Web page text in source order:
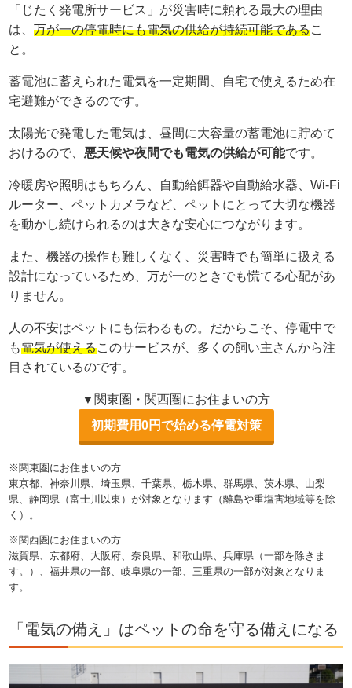
「じたく発電所サービス」が災害時に頼れる最大の理由
は、万が一の停電時にも電気の供給が持続可能であるこ
と。
蓄電池に蓄えられた電気を一定期間、自宅で使えるため在
宅避難ができるのです。
太陽光で発電した電気は、昼間に大容量の蓄電池に貯めて
おけるので、 悪天候や夜間でも電気の供給が可能です。
冷暖房や照明はもちろん、自動給餌器や自動給水器、Wi-Fi
ルーター、ペットカメラなど、ペットにとって大切な機器
を動かし続けられるのは大きな安心につながります。
また、機器の操作も難しくなく、災害時でも簡単に扱える
設計になっているため、万が一のときでも慌てる心配があ
りません。
人の不安はペットにも伝わるもの。だからこそ、停電中で
も電気が使えるこのサービスが、多くの飼い主さんから注
目されているのです。
▼関東圏・関西圏にお住まいの方
初期費用0円で始める停電対策
※関東圏にお住まいの方
東京都、神奈川県、埼玉県、千葉県、栃木県、群馬県、茨木県、山梨
県、静岡県（富士川以東）が対象となります（離島や重塩害地域等を除
く）。
※関西圏にお住まいの方
滋賀県、京都府、大阪府、奈良県、和歌山県、兵庫県（一部を除きま
す。）、福井県の一部、岐阜県の一部、三重県の一部が対象となりま
す。
「電気の備え」はペットの命を守る備えになる